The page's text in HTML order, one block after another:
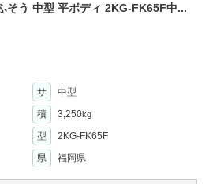
そう 中型 平ボディ 2KG-FK65F中...
サ
中型
積 3,250kg
型
2KG-FK65F
県 福岡県